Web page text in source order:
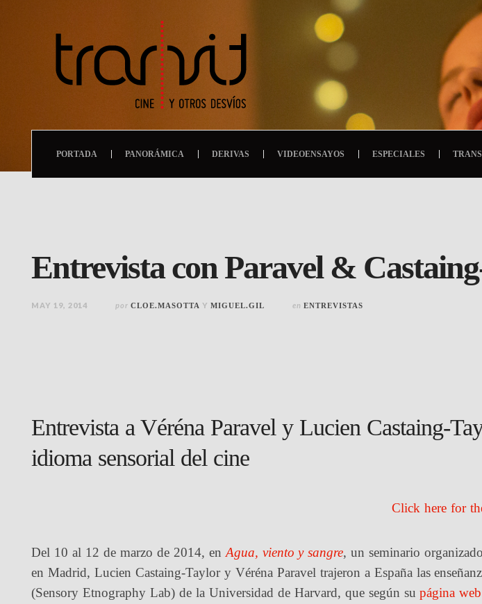
PORTADA PANORÁMICA DERIVAS VIDEOENSAYOS ESPECIALES
Entrevista con Paravel &
MAY 19, 2014 por CLOE.MASOTTA Y MIGUEL.GIL en ENTREVISTAS
Entrevista a Véréna Paravel y Lucien Castaing-
idioma sensorial del cine
Click here for
Del 10 al 12 de marzo de 2014, en Agua, viento y sangre, un seminario
en Madrid, Lucien Castaing-Taylor y Véréna Paravel trajeron a España las
(Sensory Etnography Lab) de la Universidad de Harvard, que según supágina web